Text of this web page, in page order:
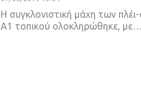
Η συγκλονιστική μάχη των
Α1 τοπικού ολοκληρώθηκε, με…